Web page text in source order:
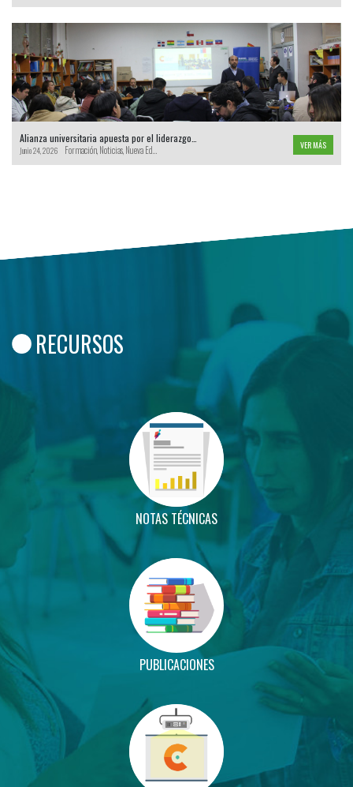
Centro Asociativo para el Liderazgo y Mejora Educativa Sistémica, está
dirigido a profesionales del nivel intermedio que acompañan a los
establecimientos educativos del territorio. La Facultad de Educación de la…
Alianza universitaria apuesta por el liderazgo…
Junio 24, 2026 Formación,Noticias,Nueva Educación Pública Servicios Locales de Educación Pública,SLEP
VER MÁS
RECURSOS
NOTAS TÉCNICAS
PUBLICACIONES